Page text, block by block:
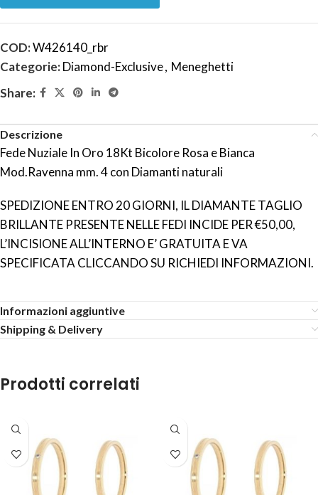
COD:W426140_rbr
Categorie:Diamond-Exclusive, Meneghetti
Share:
Descrizione
Fede Nuziale In Oro 18Kt Bicolore Rosa e Bianca
Mod.Ravenna mm. 4 con Diamanti naturali
SPEDIZIONE ENTRO 20 GIORNI, IL DIAMANTE TAGLIO
BRILLANTE PRESENTE NELLE FEDI INCIDE PER €50,00,
L’INCISIONE ALL’INTERNO E’ GRATUITA E VA
SPECIFICATA CLICCANDO SU RICHIEDI INFORMAZIONI.
Informazioni aggiuntive
Shipping & Delivery
Prodotti correlati